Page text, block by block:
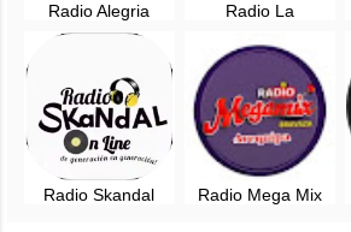
Radio Alegria
Chaparra, Caraveli
Radio La
- Arequipa, Perú
Radio Skandal
Radio Mega Mix